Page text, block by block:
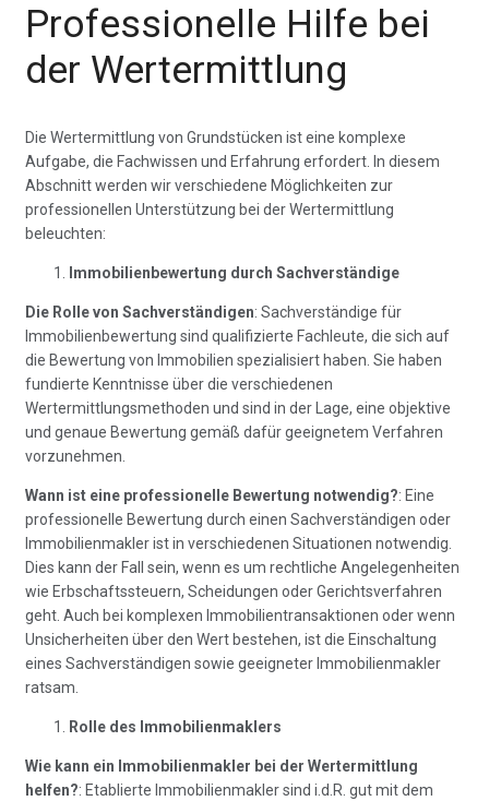
Professionelle Hilfe bei
der Wertermittlung
Die Wertermittlung von Grundstücken ist eine komplexe
Aufgabe, die Fachwissen und Erfahrung erfordert. In diesem
Abschnitt werden wir verschiedene Möglichkeiten zur
professionellen Unterstützung bei der Wertermittlung
beleuchten:
Immobilienbewertung durch Sachverständige
Die Rolle von Sachverständigen: Sachverständige für
Immobilienbewertung sind qualifizierte Fachleute, die sich auf
die Bewertung von Immobilien spezialisiert haben. Sie haben
fundierte Kenntnisse über die verschiedenen
Wertermittlungsmethoden und sind in der Lage, eine objektive
und genaue Bewertung gemäß dafür geeignetem Verfahren
vorzunehmen.
Wann ist eine professionelle Bewertung notwendig?: Eine
professionelle Bewertung durch einen Sachverständigen oder
Immobilienmakler ist in verschiedenen Situationen notwendig.
Dies kann der Fall sein, wenn es um rechtliche Angelegenheiten
wie Erbschaftssteuern, Scheidungen oder Gerichtsverfahren
geht. Auch bei komplexen Immobilientransaktionen oder wenn
Unsicherheiten über den Wert bestehen, ist die Einschaltung
eines Sachverständigen sowie geeigneter Immobilienmakler
ratsam.
Rolle des Immobilienmaklers
Wie kann ein Immobilienmakler bei der Wertermittlung
helfen?: Etablierte Immobilienmakler sind i.d.R. gut mit dem